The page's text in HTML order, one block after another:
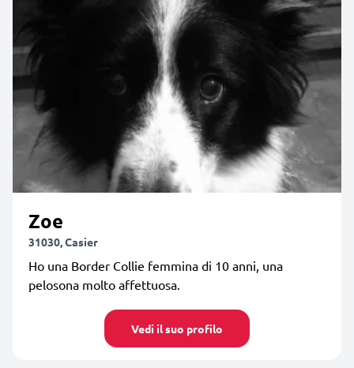
Zoe
31030, Casier
Ho una Border Collie femmina di 10 anni, una
pelosona molto affettuosa.
Vedi il suo profilo